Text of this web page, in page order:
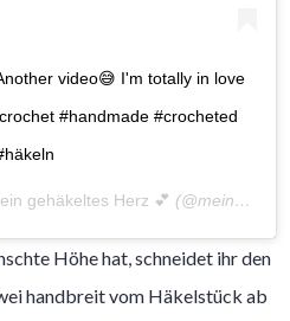
video😅 I'm totally in love
#handmade #crocheted
gehäkeltes Herz 💕 (@meingehaekeltesherz) on
Höhe hat, schneidet ihr den
handbreit vom Häkelstück ab